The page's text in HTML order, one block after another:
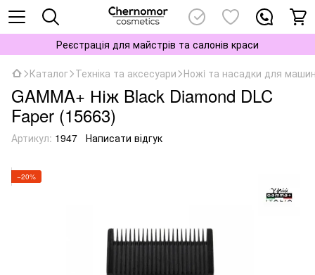
Реєстрація для майстрів та салонів краси
Каталог Техніка та аксесуари Ножi та насадки для
GAMMA+ Ніж Black Diamond DLC
Faper (15663)
Артикул: 1947 Написати відгук
−20%